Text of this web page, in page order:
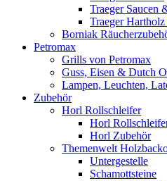
Traeger Saucen
Traeger Hartholz
Borniak
Petromax
Grills von Petromax
Guss, Eisen & Dutch
Lampen, Leuchten,
Zubehör
Horl Rollschleifer
Horl
Horl Zubehör
Themenwelt
Untergestelle
Schamottsteine